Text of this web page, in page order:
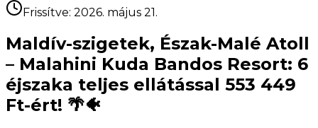
Frissítve: 2026. május 21.
Maldív-szigetek, Észak-Malé Atoll
– Malahini Kuda Bandos Resort: 6
éjszaka teljes ellátással 553 449
Ft-ért! 🌴🐠